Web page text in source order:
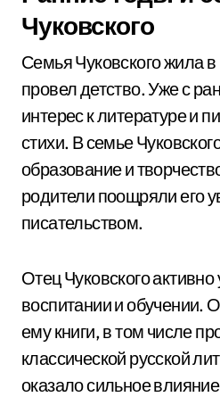
Чуковского
Семья Чуковского жила в
провел детство. Уже с
интерес к литературе и
стихи. В семье
образование и
родители поощряли его
писательством.
Отец Чуковского активно
воспитании и обучении.
ему книги, в том числе
классической русской
оказало сильное